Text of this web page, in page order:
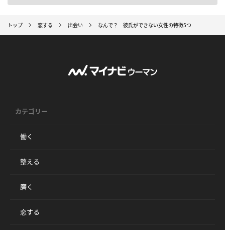
トップ 恋する 出会い なんで？ 彼氏ができない女性の特徴5つ
カテゴリー
働く
整える
磨く
恋する